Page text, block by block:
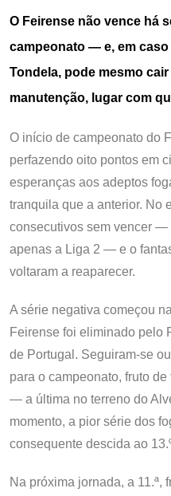
O Feirense não vence há
campeonato — e, em
Tondela, pode mesmo
manutenção, lugar com
O início de campeonato do
perfazendo oito pontos em
esperanças aos adeptos
tranquila que a anterior. No
consecutivos sem vencer
apenas a Liga 2 — e o
voltaram a reaparecer.
A série negativa começou
Feirense foi eliminado pelo
de Portugal. Seguiram-se
para o campeonato, fruto
— a última no terreno do
momento, a pior série dos
consequente descida ao
Na próxima jornada, a 11.ª,